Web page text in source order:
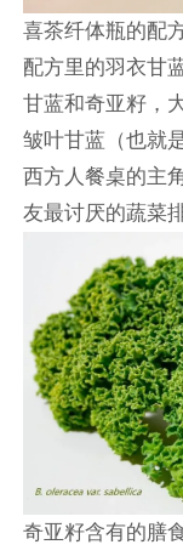
喜茶纤体瓶的配
配方里的羽衣甘
甘蓝和奇亚籽，
皱叶甘蓝（也就
西方人餐桌的主
友最讨厌的蔬菜
奇亚籽含有的膳